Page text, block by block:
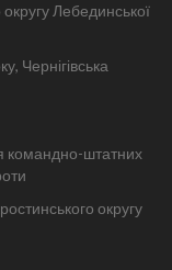
округу Лебединської
Чернігівська
командно-штатних
округу